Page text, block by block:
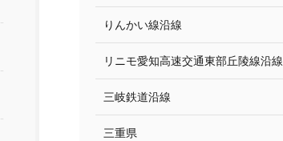
りんかい線沿線
リニモ愛知高速交通東部丘陵線沿線
三岐鉄道沿線
三重県